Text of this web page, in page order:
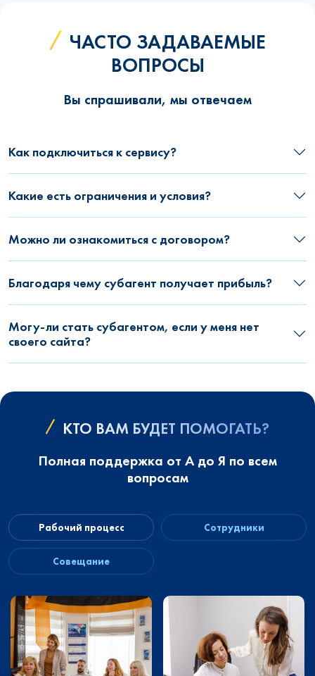
ЧАСТО ЗАДАВАЕМЫЕ
ВОПРОСЫ
Вы спрашивали, мы отвечаем
Как подключиться к сервису?
Какие есть ограничения и условия?
Можно ли ознакомиться с договором?
Благодаря чему субагент получает прибыль?
Могу-ли стать субагентом, если у меня нет
своего сайта?
КТО ВАМ БУДЕТ ПОМОГАТЬ?
Полная поддержка от А до Я по всем
вопросам
Рабочий процесс Сотрудники
Совещание